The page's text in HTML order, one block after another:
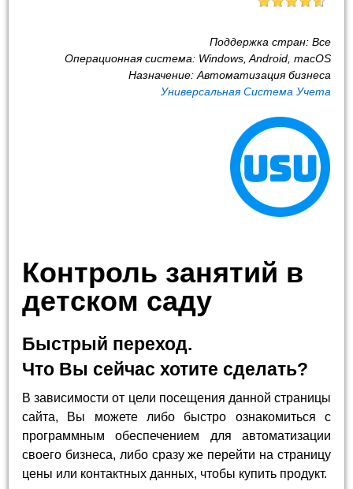
Поддержка стран: Все
Операционная система: Windows, Android, macOS
Назначение: Автоматизация бизнеса
Универсальная Система Учета
Контроль занятий в
детском саду
Быстрый переход.
Что Вы сейчас хотите сделать?
В зависимости от цели посещения данной страницы
сайта, Вы можете либо быстро ознакомиться с
программным обеспечением для автоматизации
своего бизнеса, либо сразу же перейти на страницу
цены или контактных данных, чтобы купить продукт.